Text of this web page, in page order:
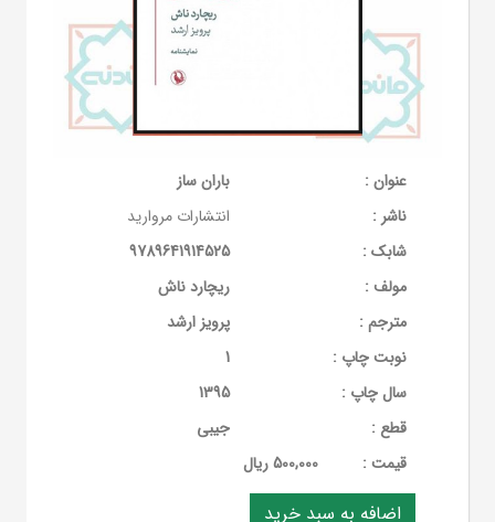
عنوان :
باران ساز
ناشر :
انتشارات مروارید
شابک :
9789641914525
مولف :
ریچارد ناش
مترجم :
پرویز ارشد
نوبت چاپ :
1
سال چاپ :
1395
قطع :
جیبی
قيمت :
500,000 ریال